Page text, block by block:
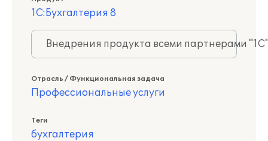
1С:Бухгалтерия 8
Внедрения продукта всеми партнерами
Отрасль / Функциональная задача
Профессиональные услуги
Теги
бухгалтерия